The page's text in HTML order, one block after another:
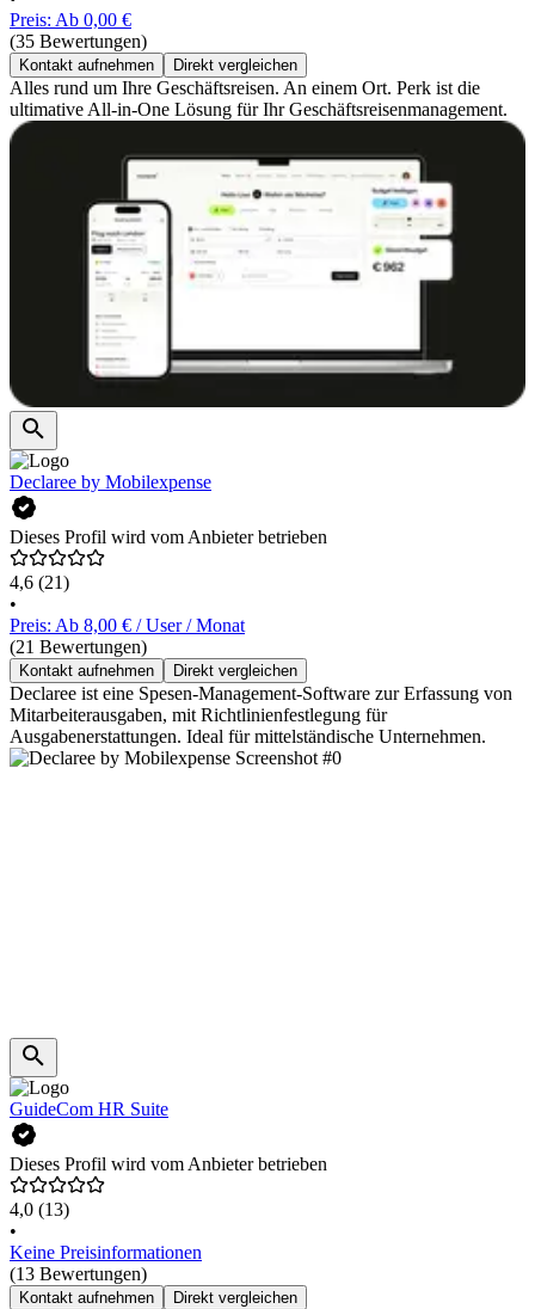
Preis: Ab 0,00 €
(35 Bewertungen)
Kontakt aufnehmen Direkt vergleichen
Alles rund um Ihre Geschäftsreisen. An einem Ort. Perk ist die
ultimative All-in-One Lösung für Ihr Geschäftsreisenmanagement.
Declaree by Mobilexpense
Dieses Profil wird vom Anbieter betrieben
4,6 (21)
•
Preis: Ab 8,00 € / User / Monat
(21 Bewertungen)
Kontakt aufnehmen Direkt vergleichen
Declaree ist eine Spesen-Management-Software zur Erfassung von
Mitarbeiterausgaben, mit Richtlinienfestlegung für
Ausgabenerstattungen. Ideal für mittelständische Unternehmen.
GuideCom HR Suite
Dieses Profil wird vom Anbieter betrieben
4,0 (13)
•
Keine Preisinformationen
(13 Bewertungen)
Kontakt aufnehmen Direkt vergleichen